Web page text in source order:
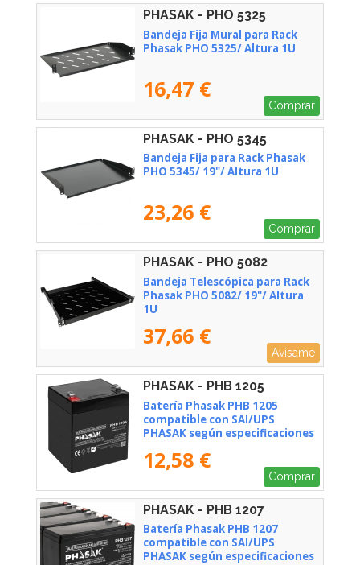
PHASAK - PHO 5325
Bandeja Fija Mural para Rack
Phasak PHO 5325/ Altura 1U
16,47 €
Comprar
PHASAK - PHO 5345
Bandeja Fija para Rack Phasak
PHO 5345/ 19"/ Altura 1U
23,26 €
Comprar
PHASAK - PHO 5082
Bandeja Telescópica para Rack
Phasak PHO 5082/ 19"/ Altura
1U
37,66 €
Avísame
PHASAK - PHB 1205
Batería Phasak PHB 1205
compatible con SAI/UPS
PHASAK según especificaciones
12,58 €
Comprar
PHASAK - PHB 1207
Batería Phasak PHB 1207
compatible con SAI/UPS
PHASAK según especificaciones